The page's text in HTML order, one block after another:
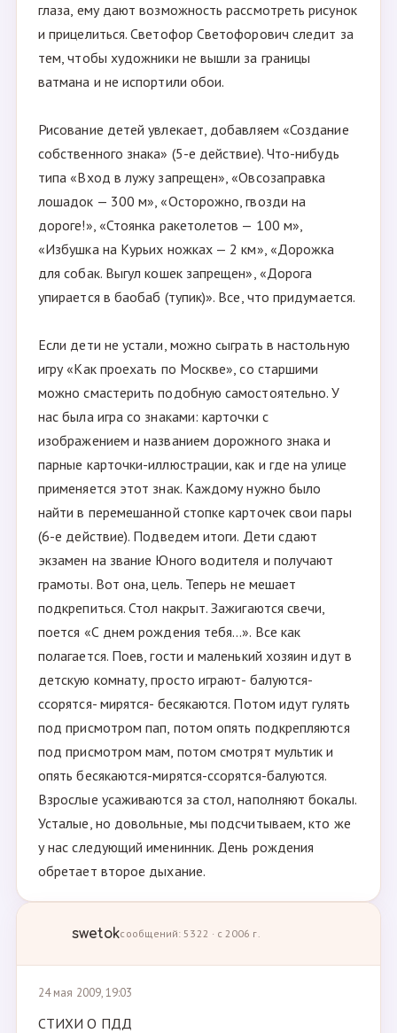
глаза, ему дают возможность рассмотреть рисунок
и прицелиться. Светофор Светофорович следит за
тем, чтобы художники не вышли за границы
ватмана и не испортили обои.
Рисование детей увлекает, добавляем «Создание
собственного знака» (5-е действие). Что-нибудь
типа «Вход в лужу запрещен», «Овсозаправка
лошадок — 300 м», «Осторожно, гвозди на
дороге!», «Стоянка ракетолетов — 100 м»,
«Избушка на Курьих ножках — 2 км», «Дорожка
для собак. Выгул кошек запрещен», «Дорога
упирается в баобаб (тупик)». Все, что придумается.
Если дети не устали, можно сыграть в настольную
игру «Как проехать по Москве», со старшими
можно смастерить подобную самостоятельно. У
нас была игра со знаками: карточки с
изображением и названием дорожного знака и
парные карточки-иллюстрации, как и где на улице
применяется этот знак. Каждому нужно было
найти в перемешанной стопке карточек свои пары
(6-е действие). Подведем итоги. Дети сдают
экзамен на звание Юного водителя и получают
грамоты. Вот она, цель. Теперь не мешает
подкрепиться. Стол накрыт. Зажигаются свечи,
поется «С днем рождения тебя…». Все как
полагается. Поев, гости и маленький хозяин идут в
детскую комнату, просто играют- балуются-
ссорятся- мирятся- бесякаются. Потом идут гулять
под присмотром пап, потом опять подкрепляются
под присмотром мам, потом смотрят мультик и
опять бесякаются-мирятся-ссорятся-балуются.
Взрослые усаживаются за стол, наполняют бокалы.
Усталые, но довольные, мы подсчитываем, кто же
у нас следующий именинник. День рождения
обретает второе дыхание.
swetokсообщений: 5322 · с 2006 г.
24 мая 2009, 19:03
СТИХИ О ПДД